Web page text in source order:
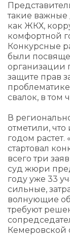
такие
как ЖКХ,
комфортной
Конкурсные
были
организации
защите прав
свалок, в том
В
отметили,
годом растет.
стартовал
всего три
суд жюри
году уже 33
сильные,
волнующие
требуют
Кемеровской